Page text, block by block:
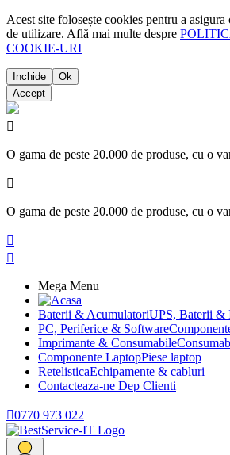
Acest site folosește cookies pentru a asigura
de utilizare. Află mai multe despre
COOKIE-URI
Inchide
Ok
Accept

O gama de peste 20.000 de produse, cu o

O gama de peste 20.000 de produse, cu o


Mega Menu
Baterii & AcumulatoriUPS, Baterii &
PC, Periferice & Software
Imprimante & Consumabile
Componente LaptopPiese laptop
RetelisticaEchipamente & cabluri
Contacteaza-ne Dep Clienti
0770 973 022